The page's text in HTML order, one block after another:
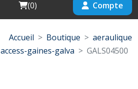
Cart
(0) Compte
Accueil Boutique
aeraulique
access-gaines-galva
GALS04500